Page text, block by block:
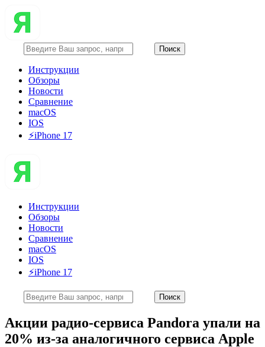
Инструкции
Обзоры
Новости
Сравнение
macOS
IOS
⚡️iPhone 17
Инструкции
Обзоры
Новости
Сравнение
macOS
IOS
⚡️iPhone 17
Акции радио-сервиса Pandora упали на
20% из-за аналогичного сервиса Apple